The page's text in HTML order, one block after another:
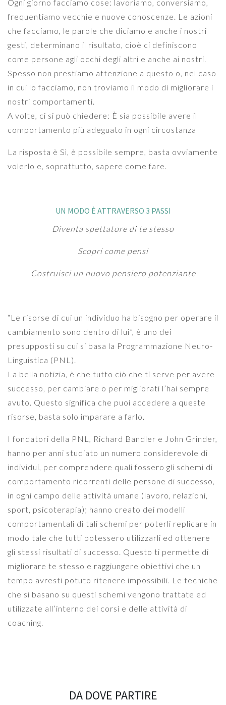
Ogni giorno facciamo cose: lavoriamo, conversiamo,
frequentiamo vecchie e nuove conoscenze. Le azioni
che facciamo, le parole che diciamo e anche i nostri
gesti, determinano il risultato, cioè ci definiscono
come persone agli occhi degli altri e anche ai nostri.
Spesso non prestiamo attenzione a questo o, nel caso
in cui lo facciamo, non troviamo il modo di migliorare i
nostri comportamenti.
A volte, ci si può chiedere: È sia possibile avere il
comportamento più adeguato in ogni circostanza
La risposta è Sì, è possibile sempre, basta ovviamente
volerlo e, soprattutto, sapere come fare.
UN MODO È ATTRAVERSO 3 PASSI
Diventa spettatore di te stesso
Scopri come pensi
Costruisci un nuovo pensiero potenziante
“Le risorse di cui un individuo ha bisogno per operare il
cambiamento sono dentro di lui”, è uno dei
presupposti su cui si basa la Programmazione Neuro-
Linguistica (PNL).
La bella notizia, è che tutto ciò che ti serve per avere
successo, per cambiare o per migliorati l’hai sempre
avuto. Questo significa che puoi accedere a queste
risorse, basta solo imparare a farlo.
I fondatori della PNL, Richard Bandler e John Grinder,
hanno per anni studiato un numero considerevole di
individui, per comprendere quali fossero gli schemi di
comportamento ricorrenti delle persone di successo,
in ogni campo delle attività umane (lavoro, relazioni,
sport, psicoterapia); hanno creato dei modelli
comportamentali di tali schemi per poterli replicare in
modo tale che tutti potessero utilizzarli ed ottenere
gli stessi risultati di successo. Questo ti permette di
migliorare te stesso e raggiungere obiettivi che un
tempo avresti potuto ritenere impossibili. Le tecniche
che si basano su questi schemi vengono trattate ed
utilizzate all’interno dei corsi e delle attività di
coaching.
DA DOVE PARTIRE